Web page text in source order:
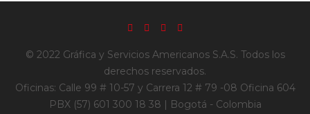
© 2022 Gráfica y Servicios Americanos S.A.S. Todos los
derechos reservados.
Oficinas: Calle 99 # 10-57 y Carrera 12 # 79 -08 Oficina 604
PBX (57) 601 300 18 38 | Bogotá - Colombia